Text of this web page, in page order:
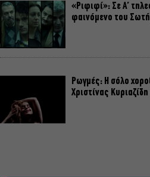
«Ριφιφί»: Σε Α’
φαινόμενο του
Ρωγμές: Η σόλο
Χριστίνας